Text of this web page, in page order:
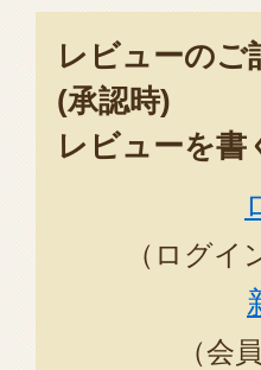
レビューのご
(承認時)
レビューを書
（ログ
（会